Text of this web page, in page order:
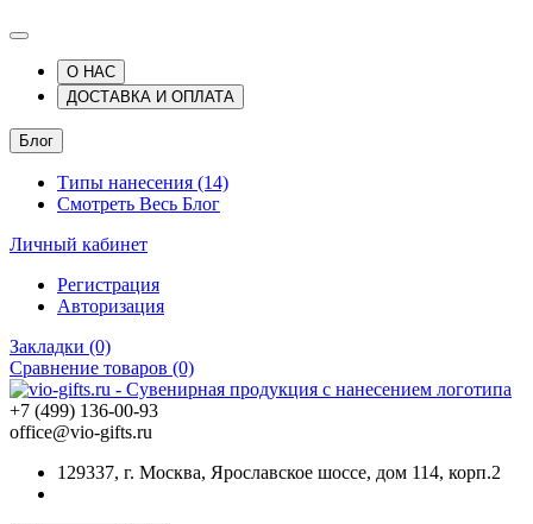
О НАС
ДОСТАВКА И ОПЛАТА
Блог
Типы нанесения (14)
Смотреть Весь Блог
Личный кабинет
Регистрация
Авторизация
Закладки (0)
Сравнение товаров (0)
+7 (499) 136-00-93
office@vio-gifts.ru
129337, г. Москва, Ярославское шоссе, дом 114, корп.2